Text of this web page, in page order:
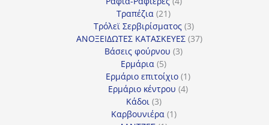
Τραπέζια 2121
προϊόντα
Τρόλεϊ Σερβιρίσματος 33
προϊόντα
ΑΝΟΞΕΙΔΩΤΕΣ ΚΑΤΑΣΚΕΥΕΣ 3737
Βάσεις φούρνου 33
Ερμάρια 55
προϊόντα
Ερμάριο επιτοίχιο 11
προϊόν
Ερμάριο κέντρου 44
Κάδοι 33
προϊόντα
Καρβουνιέρα 11